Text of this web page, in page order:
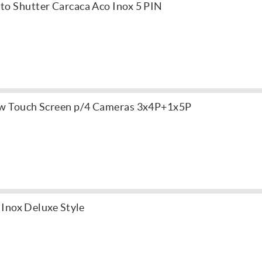
Shutter Carcaca Aco Inox 5 PIN
Screen p/4 Cameras 3x4P+1x5P
Deluxe Style